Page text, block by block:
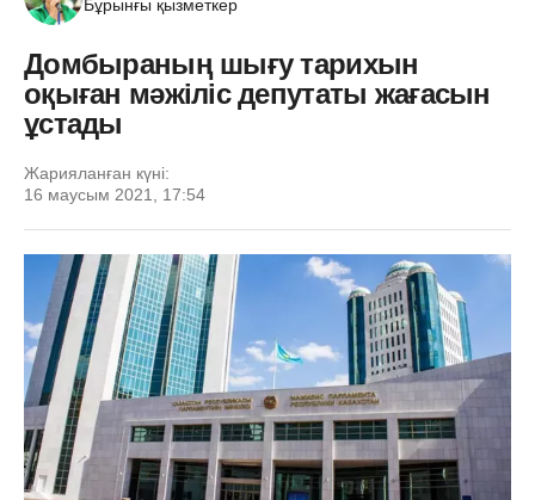
Бұрынғы қызметкер
Домбыраның шығу тарихын
оқыған мәжіліс депутаты жағасын
ұстады
Жарияланған күні:
16 маусым 2021, 17:54